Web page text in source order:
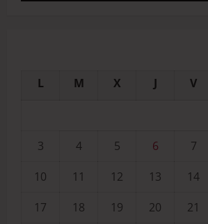
L M X J V
3
4 5 6 7
10
11 12 13 14
17
18 19 20 21